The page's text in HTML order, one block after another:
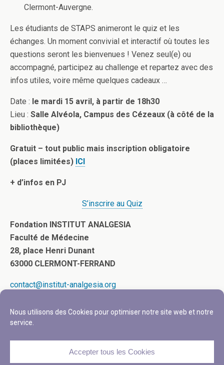
Nous utilisons des Cookies pour optimiser notre site web et notre
service.
Accepter tous les Cookies
Clermont-Auvergne.
Les étudiants de STAPS animeront le quiz et les
échanges. Un moment convivial et interactif où toutes les
questions seront les bienvenues ! Venez seul(e) ou
accompagné, participez au challenge et repartez avec des
infos utiles, voire même quelques cadeaux …
Date : le mardi 15 avril, à partir de 18h30
Lieu : Salle Alvéola, Campus des Cézeaux (à côté de la
bibliothèque)
Gratuit – tout public mais inscription obligatoire
(places limitées) ICI
+ d’infos en PJ
S’inscrire au Quiz
Fondation INSTITUT ANALGESIA
Faculté de Médecine
28, place Henri Dunant
63000 CLERMONT-FERRAND
contact@institut-analgesia.org
Retour au début